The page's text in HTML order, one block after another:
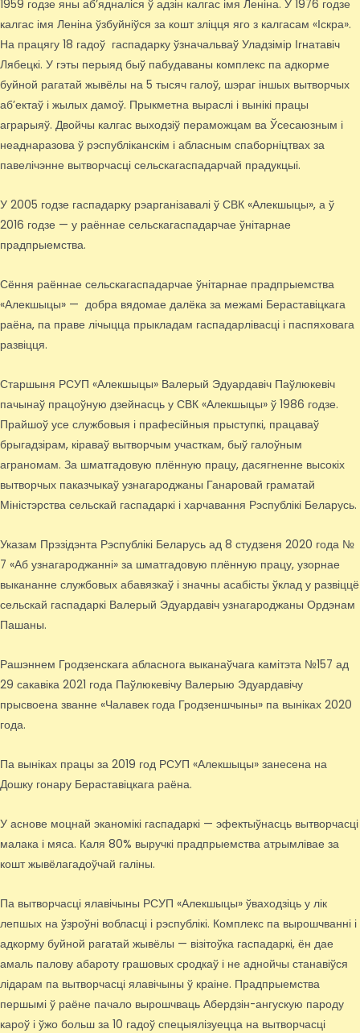
1959 годзе яны аб’ядналіся ў адзін калгас імя Леніна. У 1976 годзе
калгас імя Леніна ўзбуйніўся за кошт зліцця яго з калгасам «Іскра».
На працягу 18 гадоў гаспадарку ўзначальваў Уладзімір Ігнатавіч
Лябецкі. У гэты перыяд быў пабудаваны комплекс па адкорме
буйной рагатай жывёлы на 5 тысяч галоў, шэраг іншых вытворчых
аб’ектаў і жылых дамоў. Прыкметна выраслі і вынікі працы
аграрыяў. Двойчы калгас выходзіў пераможцам ва Ўсесаюзным і
неаднаразова ў рэспубліканскім і абласным спаборніцтвах за
павелічэнне вытворчасці сельскагаспадарчай прадукцыі.
У 2005 годзе гаспадарку рэарганізавалі ў СВК «Алекшыцы», а ў
2016 годзе — у раённае сельскагаспадарчае ўнітарнае
прадпрыемства.
Сёння раённае сельскагаспадарчае ўнітарнае прадпрыемства
«Алекшыцы» — добра вядомае далёка за межамі Бераставіцкага
раёна, па праве лічыцца прыкладам гаспадарлівасці і паспяховага
развіцця.
Старшыня РСУП «Алекшыцы» Валерый Эдуардавіч Паўлюкевіч
пачынаў працоўную дзейнасць у СВК «Алекшыцы» ў 1986 годзе.
Прайшоў усе службовыя і прафесійныя прыступкі, працаваў
брыгадзірам, кіраваў вытворчым участкам, быў галоўным
аграномам. За шматгадовую плённую працу, дасягненне высокіх
вытворчых паказчыкаў узнагароджаны Ганаровай граматай
Міністэрства сельскай гаспадаркі і харчавання Рэспублікі Беларусь.
Указам Прэзідэнта Рэспублікі Беларусь ад 8 студзеня 2020 года №
7 «Аб узнагароджанні» за шматгадовую плённую працу, узорнае
выкананне службовых абавязкаў і значны асабісты ўклад у развіццё
сельскай гаспадаркі Валерый Эдуардавіч узнагароджаны Ордэнам
Пашаны.
Рашэннем Гродзенскага абласнога выканаўчага камітэта №157 ад
29 сакавіка 2021 года Паўлюкевічу Валерыю Эдуардавічу
прысвоена званне «Чалавек года Гродзеншчыны» па выніках 2020
года.
Па выніках працы за 2019 год РСУП «Алекшыцы» занесена на
Дошку гонару Бераставіцкага раёна.
У аснове моцнай эканомікі гаспадаркі — эфектыўнасць вытворчасці
малака і мяса. Каля 80% выручкі прадпрыемства атрымлівае за
кошт жывёлагадоўчай галіны.
Па вытворчасці ялавічыны РСУП «Алекшыцы» ўваходзіць у лік
лепшых на ўзроўні вобласці і рэспублікі. Комплекс па вырошчванні і
адкорму буйной рагатай жывёлы — візітоўка гаспадаркі, ён дае
амаль палову абароту грашовых сродкаў і не аднойчы станавіўся
лідарам па вытворчасці ялавічыны ў краіне. Прадпрыемства
першымі ў раёне пачало вырошчваць Абердзін-ангускую пароду
кароў і ўжо больш за 10 гадоў спецыялізуецца на вытворчасці